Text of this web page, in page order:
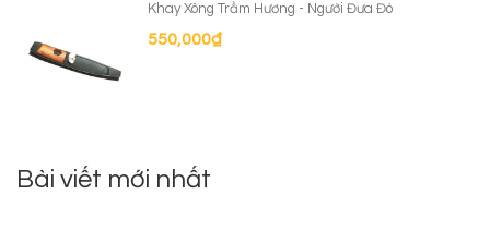
Khay Xông Trầm Hương - Người Đưa Đò
550,000₫
Bài viết mới nhất